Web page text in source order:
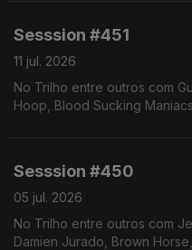
Sesssion #451
11 jul. 2026
No Trilho entre outros com
Hoop, Blood Sucking
Sesssion #450
05 jul. 2026
No Trilho entre outros com
Damien Jurado, Brown